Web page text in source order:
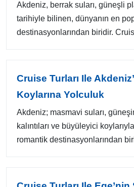
Akdeniz, berrak suları, güneşli
tarihiyle bilinen, dünyanın en
destinasyonlarından biridir.
Cruise Turları Ile
Koylarına Yolculuk
Akdeniz; masmavi suları,
kalıntıları ve büyüleyici
romantik destinasyonlarından